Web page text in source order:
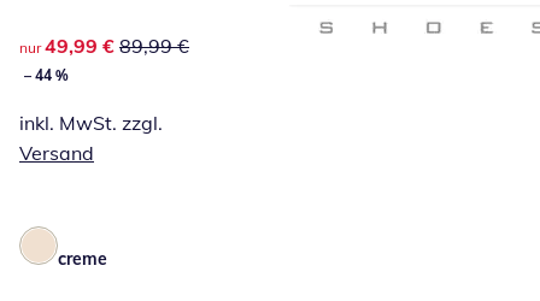
reduzierter Preis 49,99 €, vorheriger Preis: 89,99 €
nur 49,99 € 89,99 €
– 44 %
inkl. MwSt. zzgl.
Versand
creme